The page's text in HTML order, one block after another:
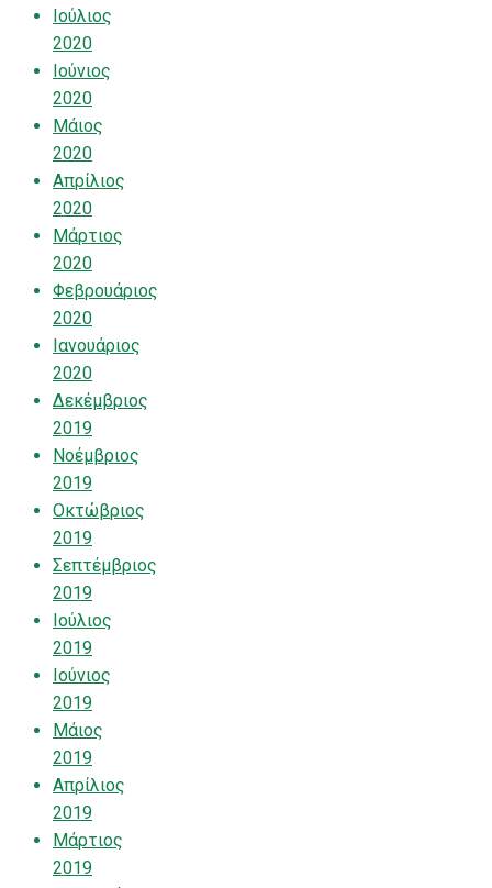
Ιούλιος
2020
Ιούνιος
2020
Μάιος
2020
Απρίλιος
2020
Μάρτιος
2020
Φεβρουάριος
2020
Ιανουάριος
2020
Δεκέμβριος
2019
Νοέμβριος
2019
Οκτώβριος
2019
Σεπτέμβριος
2019
Ιούλιος
2019
Ιούνιος
2019
Μάιος
2019
Απρίλιος
2019
Μάρτιος
2019